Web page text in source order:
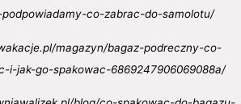
co-zabrac-do-samolotu/
magazyn/bagaz-podreczny-co-
i-jak-go-spakowac-6869247906069088a/